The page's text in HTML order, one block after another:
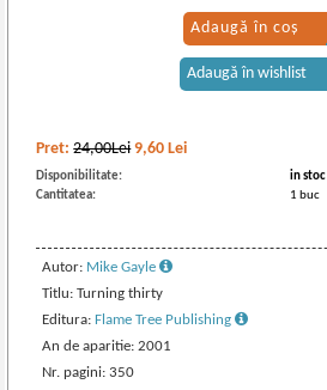
Pret:24,00Lei 9,60 Lei
Disponibilitate:
in stoc
Cantitatea:
1 buc
Autor: Mike Gayle
Titlu: Turning thirty
Editura:Flame Tree Publishing
An de aparitie: 2001
Nr. pagini: 350
Adaugă în coș
Adaugă în wishlist